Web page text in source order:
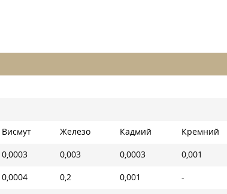
Висмут Железо Кадмий Кремний
0,0003 0,003 0,0003 0,001
0,0004 0,2 0,001 -